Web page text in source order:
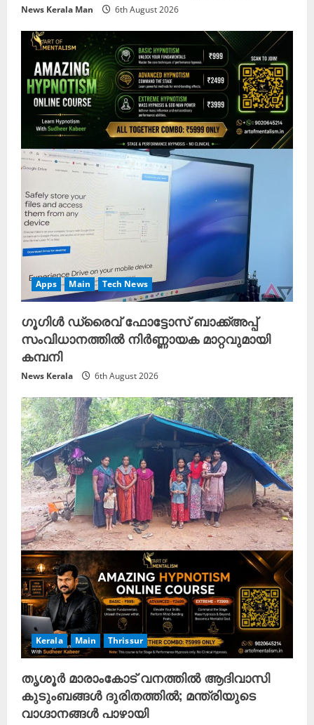
News Kerala Man 6th August 2026
Apps Main Tech News
ഗൂഗിൾ ഡ്രൈവ് ഫോട്ടോസ് ബാക്ക്അപ്പ്
സംവിധാനത്തിൽ നിർണ്ണായക മാറ്റവുമായി
കമ്പനി
News Kerala 6th August 2026
Kerala Main Thrissur
തൃശൂർ മാരാംകോട് വനത്തിൽ ആദിവാസി
കുടുംബങ്ങൾ ദുരിതത്തിൽ; മന്ത്രിയുടെ
വാഗ്ദാനങ്ങൾ പാഴായി